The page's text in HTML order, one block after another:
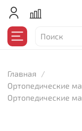
Главная
Ортопедические
Ортопедические